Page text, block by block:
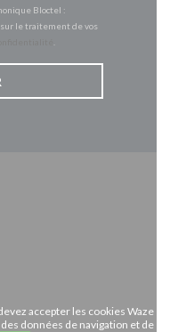
Bloctel :
le traitement de vos
accepter les cookies Waze
données de navigation et de